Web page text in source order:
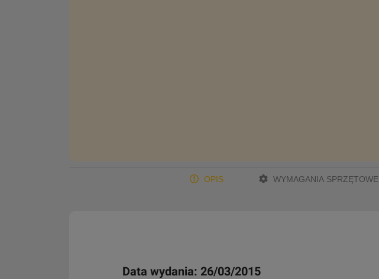
OPIS WYMAGANIA SPRZĘTOWE
Data wydania: 26/03/2015